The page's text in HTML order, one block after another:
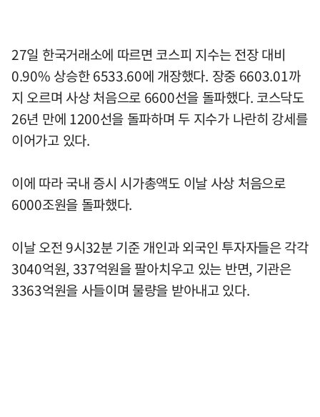
27일 한국거래소에 따르면 코스피 지수는 전장 대비
0.90% 상승한 6533.60에 개장했다. 장중 6603.01까
지 오르며 사상 처음으로 6600선을 돌파했다. 코스닥도
26년 만에 1200선을 돌파하며 두 지수가 나란히 강세를
이어가고 있다.
이에 따라 국내 증시 시가총액도 이날 사상 처음으로
6000조원을 돌파했다.
이날 오전 9시32분 기준 개인과 외국인 투자자들은 각각
3040억원, 337억원을 팔아치우고 있는 반면, 기관은
3363억원을 사들이며 물량을 받아내고 있다.